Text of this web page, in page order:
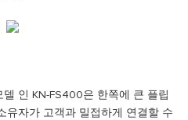
인 KN-FS400은 한쪽에 큰 플립
유자가 고객과 밀접하게 연결할 수